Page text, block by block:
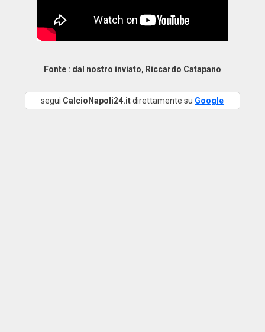
Fonte : dal nostro inviato, Riccardo Catapano
segui CalcioNapoli24.itdirettamente su Google